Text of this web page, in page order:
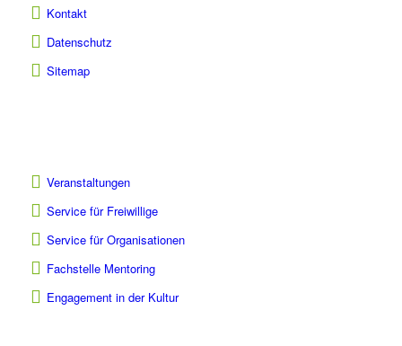
Kontakt
Datenschutz
Sitemap
Veranstaltungen
Service für Freiwillige
Service für Organisationen
Fachstelle Mentoring
Engagement in der Kultur